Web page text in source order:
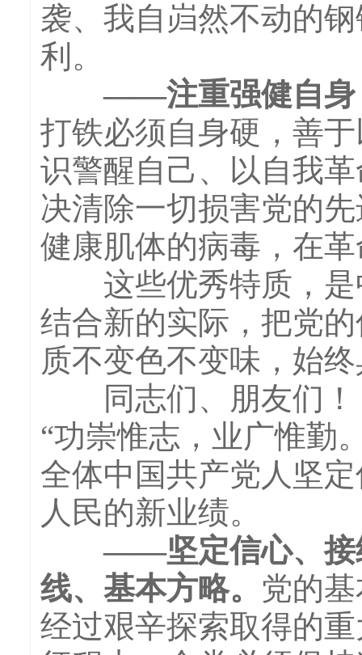
袭、我自岿然不动的
利。
——注重强健自身，
打铁必须自身硬，善
识警醒自己、以自我
决清除一切损害党的
健康肌体的病毒，在
这些优秀特质，是
结合新的实际，把党
质不变色不变味，始
同志们、朋友们！
“功崇惟志，业广惟勤
全体中国共产党人坚
人民的新业绩。
——坚定信心、接续
线、基本方略。 党的
经过艰辛探索取得的